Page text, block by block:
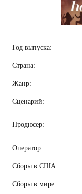
Год выпуска:
Страна:
Жанр:
Сценарий:
Продюсер:
Оператор:
Сборы в США:
Сборы в мире: